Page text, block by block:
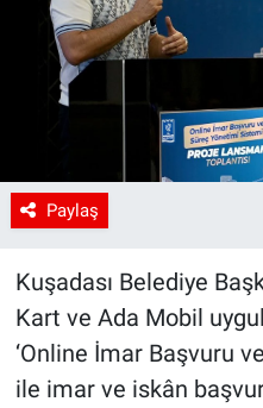
Paylaş
Kuşadası Belediye
Kart ve Ada Mobil
‘Online İmar Başvuru
ile imar ve iskân